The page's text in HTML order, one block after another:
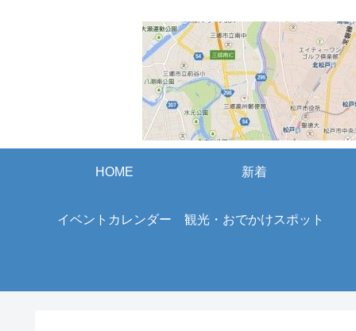
HOME 新着
イベントカレンダー 観光・おでかけスポット